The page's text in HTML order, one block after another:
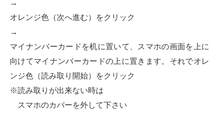
→
オレンジ色（次へ進む）をクリック
→
マイナンバーカードを机に置いて、スマホの画面を上に
向けてマイナンバーカードの上に置きます。それでオレ
ンジ色（読み取り開始）をクリック
※読み取りが出来ない時は
スマホのカバーを外して下さい